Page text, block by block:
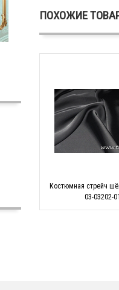
ПОХОЖИЕ
Костюмная стрейч
03-03202-